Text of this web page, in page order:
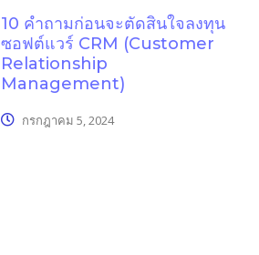
10 คำถามก่อนจะตัดสินใจลงทุน
ซอฟต์แวร์ CRM (Customer
Relationship
Management)
กรกฎาคม 5, 2024